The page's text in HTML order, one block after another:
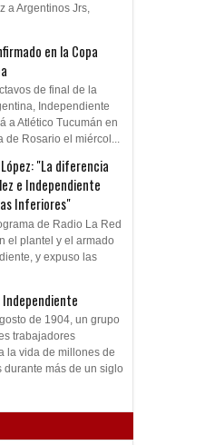
a Argentinos Jrs,
en la Copa
de final de la
Independiente
a Atlético Tucumán en
de Rosario el miércol...
"La diferencia
e Independiente
Inferiores"
de Radio La Red
el plantel y el armado
y expuso las
Independiente
de 1904, un grupo
trabajadores
la vida de millones de
durante más de un siglo